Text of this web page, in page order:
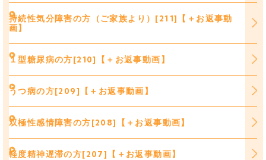
持続性気分障害の方（ご家族より）[211]【＋お返事動
画】
１型糖尿病の方[210]【＋お返事動画】
うつ病の方[209]【＋お返事動画】
双極性感情障害の方[208]【＋お返事動画】
軽度精神遅滞の方[207]【＋お返事動画】